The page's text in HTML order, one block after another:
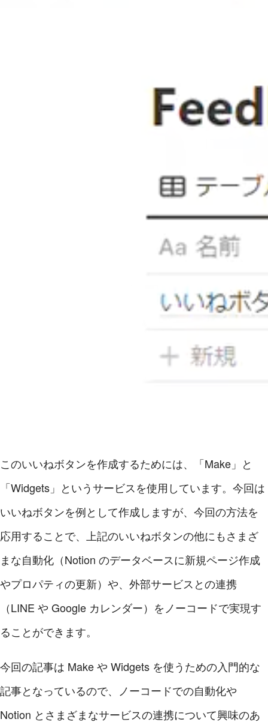
このいいねボタンを作成するためには、「Make」と
「Widgets」というサービスを使用しています。今回は
いいねボタンを例として作成しますが、今回の方法を
応用することで、上記のいいねボタンの他にもさまざ
まな自動化（Notion のデータベースに新規ページ作成
やプロパティの更新）や、外部サービスとの連携
（LINE や Google カレンダー）をノーコードで実現す
ることができます。
今回の記事は Make や Widgets を使うための入門的な
記事となっているので、ノーコードでの自動化や
Notion とさまざまなサービスの連携について興味のあ